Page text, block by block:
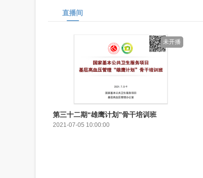
直播间
未开播
第三十二期“雄鹰计划”骨干培训班
2021-07-05 10:00:00